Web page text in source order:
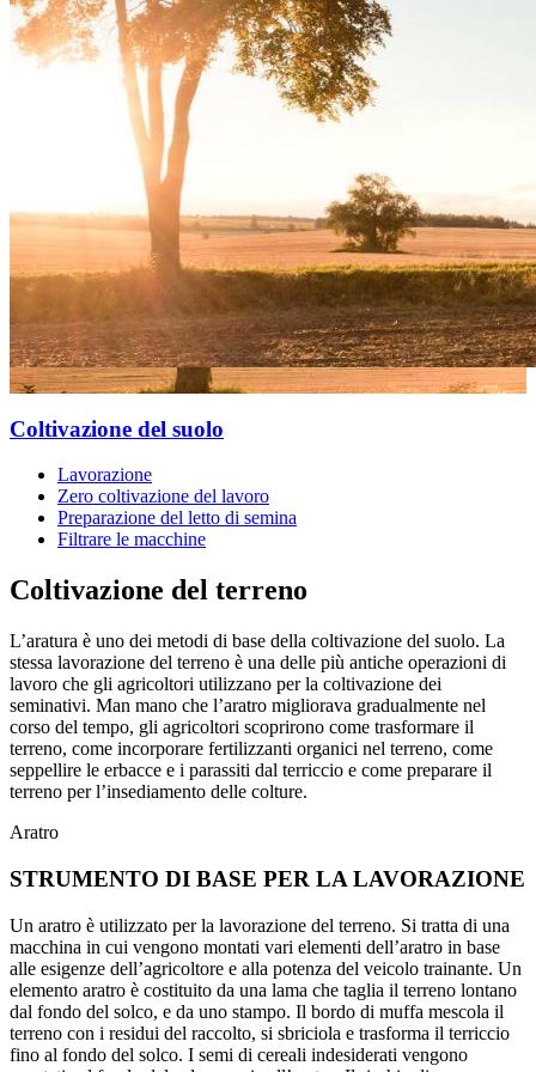
Coltivazione del suolo
Lavorazione
Zero coltivazione del lavoro
Preparazione del letto di semina
Filtrare le macchine
Coltivazione del terreno
L’aratura è uno dei metodi di base della coltivazione del suolo. La
stessa lavorazione del terreno è una delle più antiche operazioni di
lavoro che gli agricoltori utilizzano per la coltivazione dei
seminativi. Man mano che l’aratro migliorava gradualmente nel
corso del tempo, gli agricoltori scoprirono come trasformare il
terreno, come incorporare fertilizzanti organici nel terreno, come
seppellire le erbacce e i parassiti dal terriccio e come preparare il
terreno per l’insediamento delle colture.
Aratro
STRUMENTO DI BASE PER LA LAVORAZIONE
Un aratro è utilizzato per la lavorazione del terreno. Si tratta di una
macchina in cui vengono montati vari elementi dell’aratro in base
alle esigenze dell’agricoltore e alla potenza del veicolo trainante. Un
elemento aratro è costituito da una lama che taglia il terreno lontano
dal fondo del solco, e da uno stampo. Il bordo di muffa mescola il
terreno con i residui del raccolto, si sbriciola e trasforma il terriccio
fino al fondo del solco. I semi di cereali indesiderati vengono